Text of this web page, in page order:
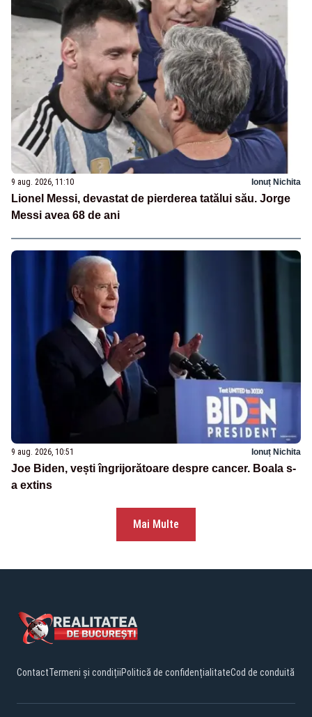
9 aug. 2026, 11:10 Ionuț Nichita
Lionel Messi, devastat de pierderea tatălui său. Jorge
Messi avea 68 de ani
9 aug. 2026, 10:51 Ionuț Nichita
Joe Biden, vești îngrijorătoare despre cancer. Boala s-
a extins
Mai Multe
ContactTermeni și condițiiPolitică de confidențialitateCod de conduită